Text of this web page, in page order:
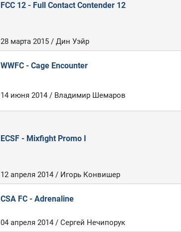
FCC 12 - Full Contact Contender 12
28 марта 2015 / Дин Уэйр
WWFC - Cage Encounter
14 июня 2014 / Владимир Шемаров
ECSF - Mixfight Promo I
12 апреля 2014 / Игорь Конвишер
CSA FC - Adrenaline
04 апреля 2014 / Сергей Нечипорук